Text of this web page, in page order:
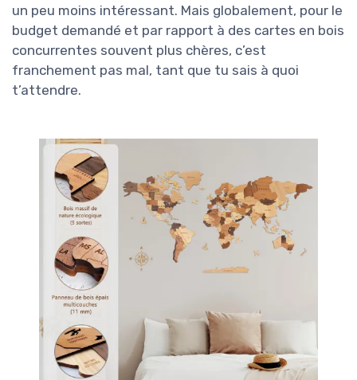
un peu moins intéressant. Mais globalement, pour le
budget demandé et par rapport à des cartes en bois
concurrentes souvent plus chères, c’est
franchement pas mal, tant que tu sais à quoi
t’attendre.